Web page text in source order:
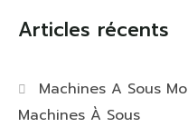
Articles récents
Machines A Sous
Machines À Sous